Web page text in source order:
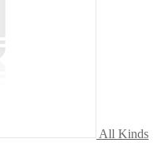
All Kinds